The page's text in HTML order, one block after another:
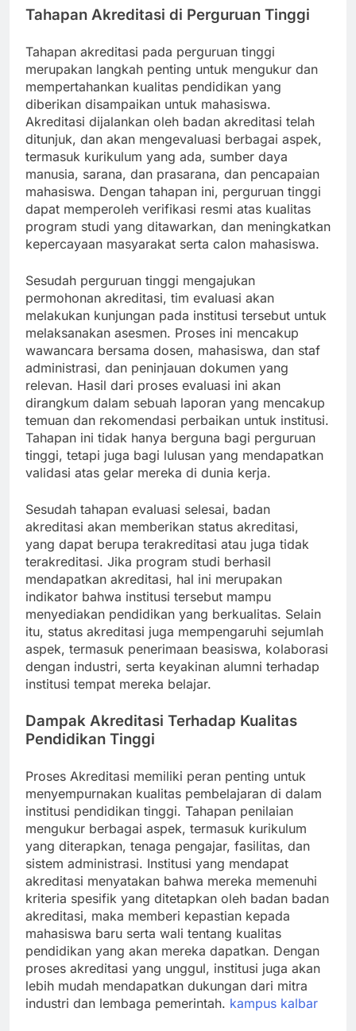
Tahapan Akreditasi di Perguruan Tinggi
Tahapan akreditasi pada perguruan tinggi
merupakan langkah penting untuk mengukur dan
mempertahankan kualitas pendidikan yang
diberikan disampaikan untuk mahasiswa.
Akreditasi dijalankan oleh badan akreditasi telah
ditunjuk, dan akan mengevaluasi berbagai aspek,
termasuk kurikulum yang ada, sumber daya
manusia, sarana, dan prasarana, dan pencapaian
mahasiswa. Dengan tahapan ini, perguruan tinggi
dapat memperoleh verifikasi resmi atas kualitas
program studi yang ditawarkan, dan meningkatkan
kepercayaan masyarakat serta calon mahasiswa.
Sesudah perguruan tinggi mengajukan
permohonan akreditasi, tim evaluasi akan
melakukan kunjungan pada institusi tersebut untuk
melaksanakan asesmen. Proses ini mencakup
wawancara bersama dosen, mahasiswa, dan staf
administrasi, dan peninjauan dokumen yang
relevan. Hasil dari proses evaluasi ini akan
dirangkum dalam sebuah laporan yang mencakup
temuan dan rekomendasi perbaikan untuk institusi.
Tahapan ini tidak hanya berguna bagi perguruan
tinggi, tetapi juga bagi lulusan yang mendapatkan
validasi atas gelar mereka di dunia kerja.
Sesudah tahapan evaluasi selesai, badan
akreditasi akan memberikan status akreditasi,
yang dapat berupa terakreditasi atau juga tidak
terakreditasi. Jika program studi berhasil
mendapatkan akreditasi, hal ini merupakan
indikator bahwa institusi tersebut mampu
menyediakan pendidikan yang berkualitas. Selain
itu, status akreditasi juga mempengaruhi sejumlah
aspek, termasuk penerimaan beasiswa, kolaborasi
dengan industri, serta keyakinan alumni terhadap
institusi tempat mereka belajar.
Dampak Akreditasi Terhadap Kualitas
Pendidikan Tinggi
Proses Akreditasi memiliki peran penting untuk
menyempurnakan kualitas pembelajaran di dalam
institusi pendidikan tinggi. Tahapan penilaian
mengukur berbagai aspek, termasuk kurikulum
yang diterapkan, tenaga pengajar, fasilitas, dan
sistem administrasi. Institusi yang mendapat
akreditasi menyatakan bahwa mereka memenuhi
kriteria spesifik yang ditetapkan oleh badan badan
akreditasi, maka memberi kepastian kepada
mahasiswa baru serta wali tentang kualitas
pendidikan yang akan mereka dapatkan. Dengan
proses akreditasi yang unggul, institusi juga akan
lebih mudah mendapatkan dukungan dari mitra
industri dan lembaga pemerintah. kampus kalbar